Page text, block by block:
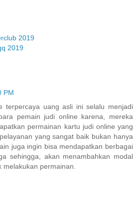
2019
2019
PM
terpercaya uang asli ini selalu menjadi
pemain judi online karena, mereka
permainan kartu judi online yang
yang sangat baik bukan hanya
juga ingin bisa mendapatkan berbagai
sehingga, akan menambahkan modal
melakukan permainan.